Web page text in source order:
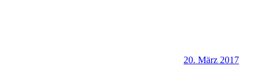
20. März 2017